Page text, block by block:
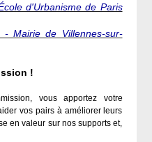
d'Urbanisme de Paris
Mairie de Villennes-sur-
!
vous apportez votre
vos pairs à améliorer leurs
en valeur sur nos supports et,